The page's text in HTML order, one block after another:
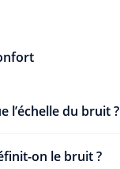
l’échelle du bruit ?
on le bruit ?